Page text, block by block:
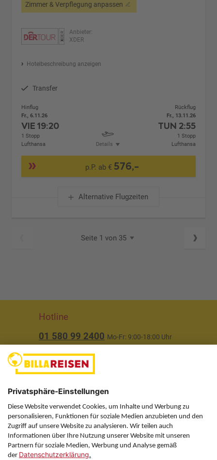
Zimmer & Verpflegung anpassen
Anbieter:
XDER
Hotelbeschreibung anzeigen
Transfer
Hinflug
Fr., 6.11.26
VIE19:20
1 Stopp
Lufthansa
Details
Rückflug
Fr., 13.11.26
TUN 2:55
1 Stopp
Lufthansa
p.P. ab € 576,-
Alternative Flugzeiten
Seite 1 von 35
Hotline
01 580 99 2400 Mo-Fr: 9:00-18:00 Uhr
Über uns
Service
Information
Folgen Sie uns auf